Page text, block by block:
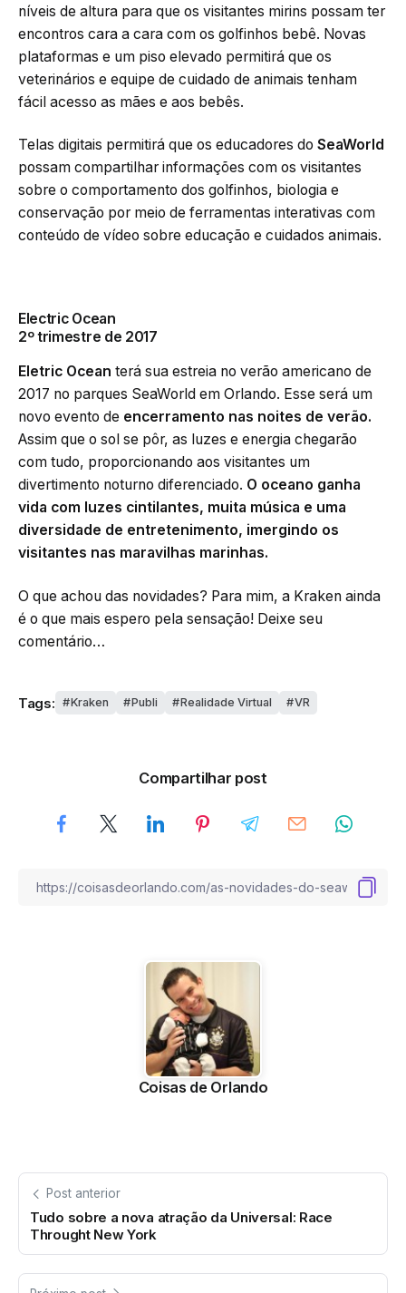
níveis de altura para que os visitantes mirins possam ter
encontros cara a cara com os golfinhos bebê. Novas
plataformas e um piso elevado permitirá que os
veterinários e equipe de cuidado de animais tenham
fácil acesso as mães e aos bebês.
Telas digitais permitirá que os educadores do SeaWorld
possam compartilhar informações com os visitantes
sobre o comportamento dos golfinhos, biologia e
conservação por meio de ferramentas interativas com
conteúdo de vídeo sobre educação e cuidados animais.
Electric Ocean
2º trimestre de 2017
Eletric Ocean terá sua estreia no verão americano de
2017 no parques SeaWorld em Orlando. Esse será um
novo evento de encerramento nas noites de verão.
Assim que o sol se pôr, as luzes e energia chegarão
com tudo, proporcionando aos visitantes um
divertimento noturno diferenciado. O oceano ganha
vida com luzes cintilantes, muita música e uma
diversidade de entretenimento, imergindo os
visitantes nas maravilhas marinhas.
O que achou das novidades? Para mim, a Kraken ainda
é o que mais espero pela sensação! Deixe seu
comentário…
Tags: Kraken Publi Realidade Virtual VR
Compartilhar post
Coisas de Orlando
Post anterior
Tudo sobre a nova atração da Universal: Race
Throught New York